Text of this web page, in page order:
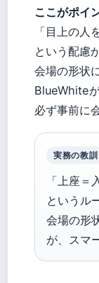
ここがポイ
「目上の人
という配慮
会場の形状
BlueWhite
必ず事前に
実務の教訓
「上座＝
というル
会場の形
が、スマ